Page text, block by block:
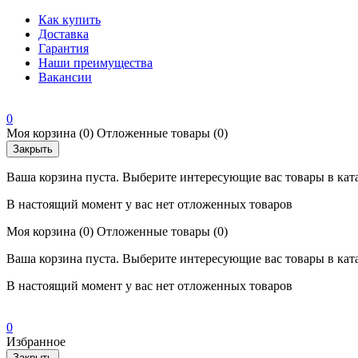
Как купить
Доставка
Гарантия
Наши преимущества
Вакансии
0
Моя корзина (0) Отложенные товары (0)
Закрыть
Ваша корзина пуста. Выберите интересующие вас товары в
В настоящий момент у вас нет отложенных товаров
Моя корзина (0) Отложенные товары (0)
Ваша корзина пуста. Выберите интересующие вас товары в
В настоящий момент у вас нет отложенных товаров
0
Избранное